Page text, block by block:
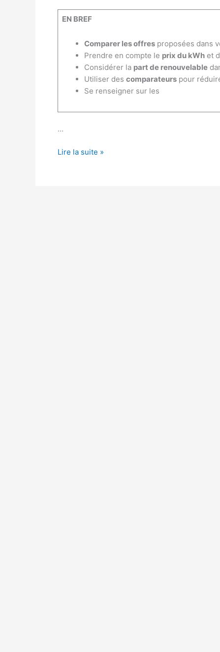
EN BREF
Comparer les offresproposées dans
Prendre en compte le prix du kWhet
Considérer la part de renouvelable
Utiliser des comparateurspour
Se renseigner sur les
…
Quel
Lire la suite »